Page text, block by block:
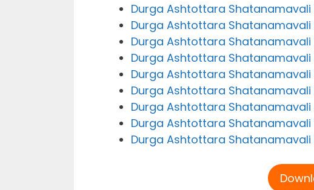
Durga Ashtottara Shatanamavali
Durga Ashtottara Shatanamavali
Durga Ashtottara Shatanamavali
Durga Ashtottara Shatanamavali
Durga Ashtottara Shatanamavali
Durga Ashtottara Shatanamavali
Durga Ashtottara Shatanamavali
Durga Ashtottara Shatanamavali
Durga Ashtottara Shatanamavali